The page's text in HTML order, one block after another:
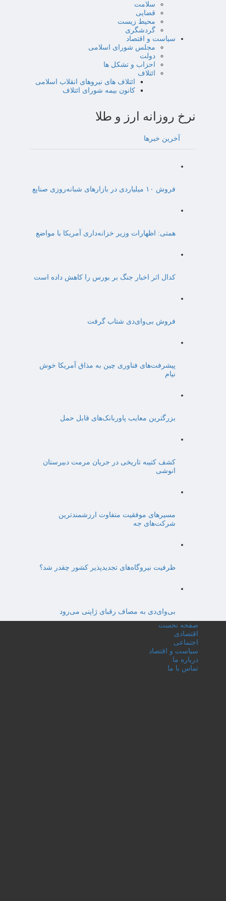
سلامت
قضایی
محیط زیست
گردشگری
سیاست و اقتصاد
مجلس شورای اسلامی
دولت
احزاب و تشکل ها
ائتلاف
ائتلاف های نیروهای انقلاب اسلامی
کانون بیمه شورای ائتلاف
نرخ روزانه ارز و طلا
آخرین خبرها
فروش ۱۰ میلیاردی در بازارهای شبانه‌روزی صنایع
همتی: اظهارات وزیر خزانه‌داری آمریکا با مواضع
کدال اثر اخبار جنگ بر بورس را کاهش داده است
فروش بی‌وای‌دی شتاب گرفت
پیشرفت‌های فناوری چین به مذاق آمریکا خوش
نیام
بزرگترین معایب پاوربانک‌های قابل حمل
کشف کتیبه تاریخی در جریان مرمت دبیرستان
انوشی
مسیرهای موفقیت متفاوت ارزشمندترین
شرکت‌های جه
ظرفیت نیروگاه‌های تجدیدپذیر کشور چقدر شد؟
بی‌وای‌دی به مصاف رقبای ژاپنی می‌رود
صفحه نخست
اقتصادی
اجتماعی
سیاست و اقتصاد
درباره ما
تماس با ما